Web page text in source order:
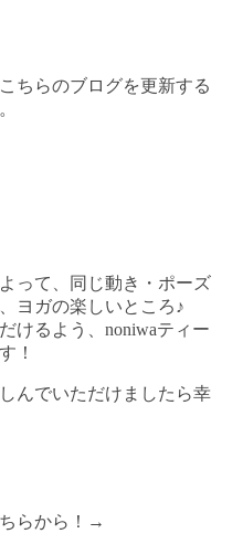
ちらのブログを更新する
って、同じ動き・ポーズ
ヨガの楽しいところ♪
けるよう、noniwaティー
！
んでいただけましたら幸
らから！→